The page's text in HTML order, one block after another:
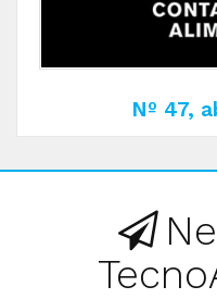
Nº 47,